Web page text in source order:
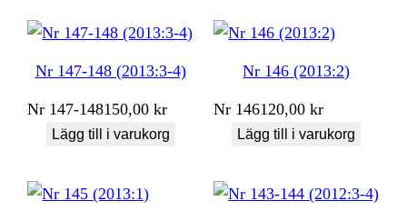
Nr 147-148 (2013:3-4)
Nr 147-148150,00kr
Lägg till i varukorg
Nr 146 (2013:2)
Nr 146120,00kr
Lägg till i varukorg